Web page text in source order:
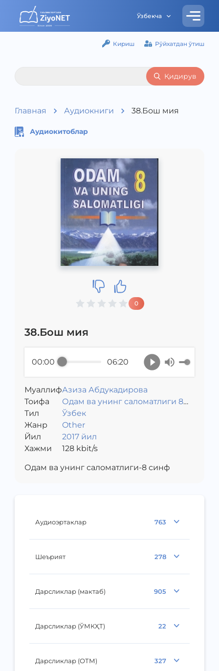
Ўзбекча
Кириш Рўйхатдан ўтиш
Қидирув
Главная Аудиокниги 38.Бош мия
Аудиоэртаклар 763
Шеърият 278
Дарсликлар (мактаб) 905
Дарсликлар (ЎМКҲТ) 22
Дарсликлар (ОТМ) 327
Аудиокитоблар
0
38.Бош мия
00:00 06:20
МуаллифАзиза Абдукадирова
Toифа
Одам ва унинг саломатлиги 8
синф
Тил
Ўзбек
Жанр
Other
Йил
2017 йил
Хажми
128kbit/s
Одам ва унинг саломатлиги-8 синф